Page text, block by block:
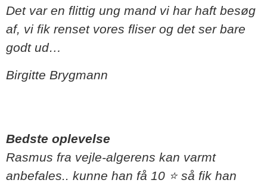
Det var en flittig ung mand vi har haft besøg
af, vi fik renset vores fliser og det ser bare
godt ud…
Birgitte Brygmann
Bedste oplevelse
Rasmus fra vejle-algerens kan varmt
anbefales.. kunne han få 10 ⭐ så fik han